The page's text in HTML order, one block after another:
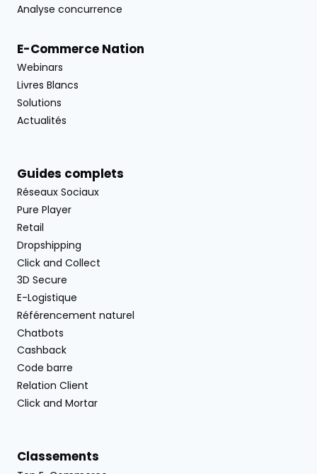
Analyse concurrence
E-Commerce Nation
Webinars
Livres Blancs
Solutions
Actualités
Guides complets
Réseaux Sociaux
Pure Player
Retail
Dropshipping
Click and Collect
3D Secure
E-Logistique
Référencement naturel
Chatbots
Cashback
Code barre
Relation Client
Click and Mortar
Classements